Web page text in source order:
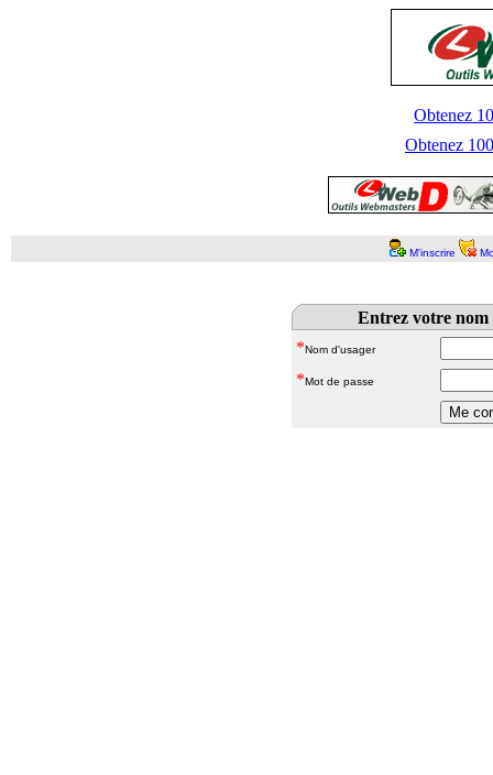
Obtenez
Obtenez
M'inscrire
Entrez votre nom
*Nom d'usager
*Mot de passe